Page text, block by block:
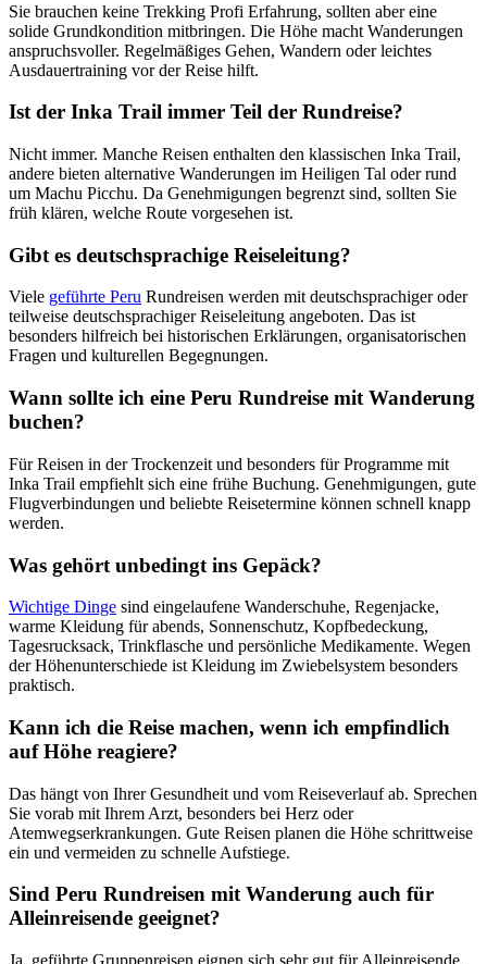
Sie brauchen keine Trekking Profi Erfahrung, sollten aber eine
solide Grundkondition mitbringen. Die Höhe macht Wanderungen
anspruchsvoller. Regelmäßiges Gehen, Wandern oder leichtes
Ausdauertraining vor der Reise hilft.
Ist der Inka Trail immer Teil der Rundreise?
Nicht immer. Manche Reisen enthalten den klassischen Inka Trail,
andere bieten alternative Wanderungen im Heiligen Tal oder rund
um Machu Picchu. Da Genehmigungen begrenzt sind, sollten Sie
früh klären, welche Route vorgesehen ist.
Gibt es deutschsprachige Reiseleitung?
Viele geführte Peru Rundreisen werden mit deutschsprachiger oder
teilweise deutschsprachiger Reiseleitung angeboten. Das ist
besonders hilfreich bei historischen Erklärungen, organisatorischen
Fragen und kulturellen Begegnungen.
Wann sollte ich eine Peru Rundreise mit Wanderung
buchen?
Für Reisen in der Trockenzeit und besonders für Programme mit
Inka Trail empfiehlt sich eine frühe Buchung. Genehmigungen, gute
Flugverbindungen und beliebte Reisetermine können schnell knapp
werden.
Was gehört unbedingt ins Gepäck?
Wichtige Dinge sind eingelaufene Wanderschuhe, Regenjacke,
warme Kleidung für abends, Sonnenschutz, Kopfbedeckung,
Tagesrucksack, Trinkflasche und persönliche Medikamente. Wegen
der Höhenunterschiede ist Kleidung im Zwiebelsystem besonders
praktisch.
Kann ich die Reise machen, wenn ich empfindlich
auf Höhe reagiere?
Das hängt von Ihrer Gesundheit und vom Reiseverlauf ab. Sprechen
Sie vorab mit Ihrem Arzt, besonders bei Herz oder
Atemwegserkrankungen. Gute Reisen planen die Höhe schrittweise
ein und vermeiden zu schnelle Aufstiege.
Sind Peru Rundreisen mit Wanderung auch für
Alleinreisende geeignet?